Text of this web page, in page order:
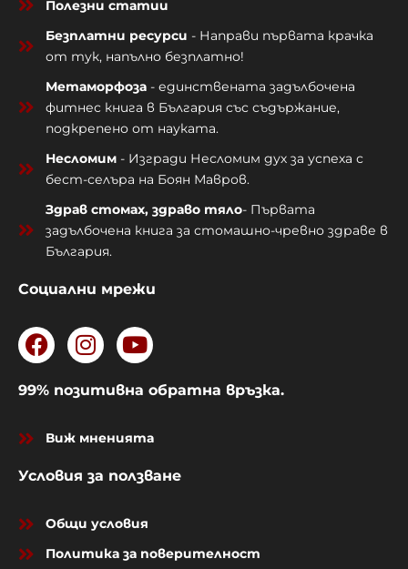
Полезни статии
Безплатни ресурси - Направи първата крачка
от тук, напълно безплатно!
Метаморфоза - единствената задълбочена
фитнес книга в България със съдържание,
подкрепено от науката.
Несломим - Изгради Несломим дух за успеха с
бест-селъра на Боян Мавров.
Здрав стомах, здраво тяло- Първата
задълбочена книга за стомашно-чревно здраве в
България.
Социални мрежи
F
a
c
e
b
o
o
I
n
s
t
a
g
r
m
Y
o
u
t
u
b
e
99% позитивна обратна връзка.
Виж мненията
Условия за ползване
Общи условия
Политика за поверителност